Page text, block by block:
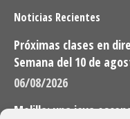
Noticias Recientes
Próximas clases en
Semana del 10 de
06/08/2026
Melilla: una joya